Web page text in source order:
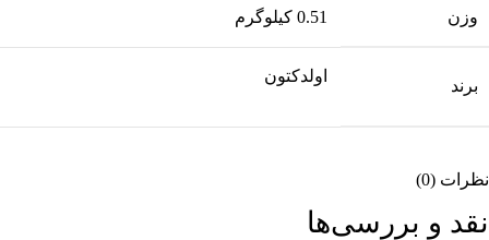
وزن 0.51 کیلوگرم
برند
اولدکتون
نظرات (0)
نقد و بررسی‌ها